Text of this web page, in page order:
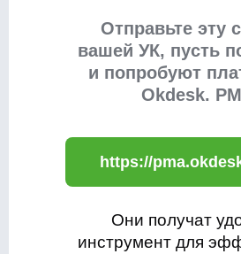
Отправьте эту
вашей УК, пусть
и попробуют
Okdesk.
https://
Они получат
инструмент для